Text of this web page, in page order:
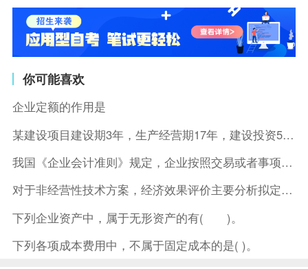
你可能喜欢
企业定额的作用是
某建设项目建设期3年，生产经营期17年，建设投资5500万元
我国《企业会计准则》规定，企业按照交易或者事项的经济特征确定
对于非经营性技术方案，经济效果评价主要分析拟定方案的( )。
下列企业资产中，属于无形资产的有( )。
下列各项成本费用中，不属于固定成本的是( )。